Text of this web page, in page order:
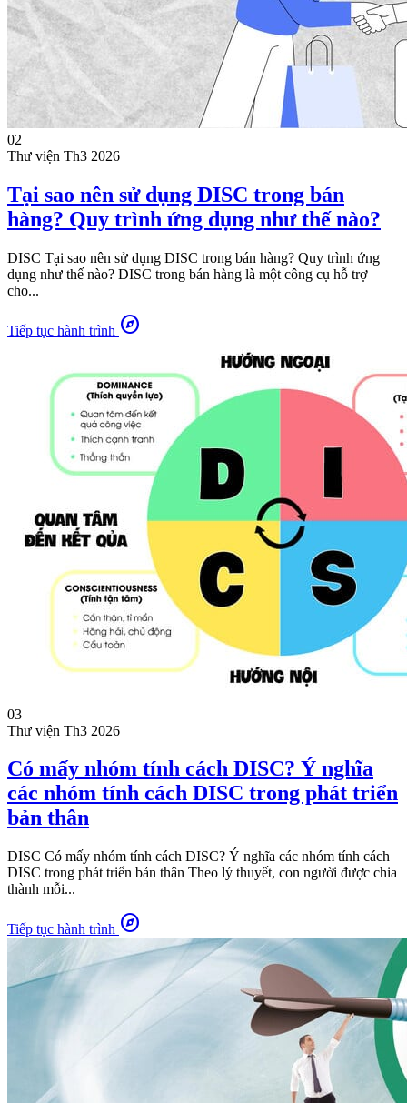
02
Thư viện Th3 2026
Tại sao nên sử dụng DISC trong bán
hàng? Quy trình ứng dụng như thế nào?
DISC Tại sao nên sử dụng DISC trong bán hàng? Quy trình ứng
dụng như thế nào? DISC trong bán hàng là một công cụ hỗ trợ
cho...
Tiếp tục hành trình explore
03
Thư viện Th3 2026
Có mấy nhóm tính cách DISC? Ý nghĩa
các nhóm tính cách DISC trong phát triển
bản thân
DISC Có mấy nhóm tính cách DISC? Ý nghĩa các nhóm tính cách
DISC trong phát triển bản thân Theo lý thuyết, con người được chia
thành mỗi...
Tiếp tục hành trình explore